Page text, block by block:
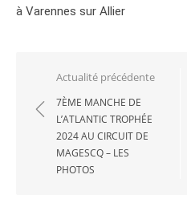
à Varennes sur Allier
Navigation
de
l’article
Actualité précédente
7ÈME MANCHE DE
L’ATLANTIC TROPHÉE
2024 AU CIRCUIT DE
MAGESCQ – LES
PHOTOS